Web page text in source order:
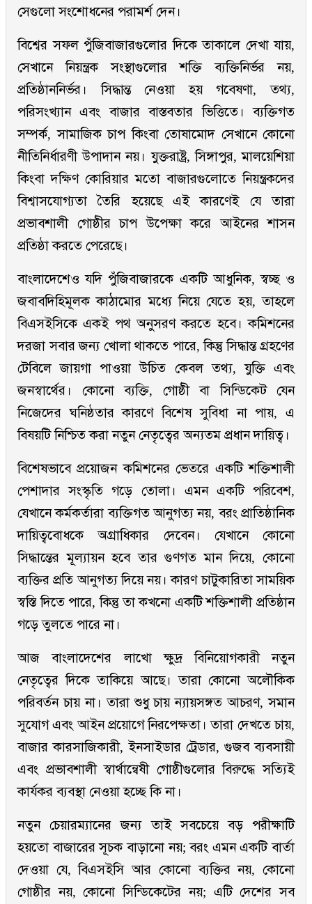
সেগুলো সংশোধনের পরামর্শ দেন।
বিশ্বের সফল পুঁজিবাজারগুলোর দিকে তাকালে দেখা যায়,
সেখানে নিয়ন্ত্রক সংস্থাগুলোর শক্তি ব্যক্তিনির্ভর নয়,
প্রতিষ্ঠাননির্ভর। সিদ্ধান্ত নেওয়া হয় গবেষণা, তথ্য,
পরিসংখ্যান এবং বাজার বাস্তবতার ভিত্তিতে। ব্যক্তিগত
সম্পর্ক, সামাজিক চাপ কিংবা তোষামোদ সেখানে কোনো
নীতিনির্ধারণী উপাদান নয়। যুক্তরাষ্ট্র, সিঙ্গাপুর, মালয়েশিয়া
কিংবা দক্ষিণ কোরিয়ার মতো বাজারগুলোতে নিয়ন্ত্রকদের
বিশ্বাসযোগ্যতা তৈরি হয়েছে এই কারণেই যে তারা
প্রভাবশালী গোষ্ঠীর চাপ উপেক্ষা করে আইনের শাসন
প্রতিষ্ঠা করতে পেরেছে।
বাংলাদেশেও যদি পুঁজিবাজারকে একটি আধুনিক, স্বচ্ছ ও
জবাবদিহিমূলক কাঠামোর মধ্যে নিয়ে যেতে হয়, তাহলে
বিএসইসিকে একই পথ অনুসরণ করতে হবে। কমিশনের
দরজা সবার জন্য খোলা থাকতে পারে, কিন্তু সিদ্ধান্ত গ্রহণের
টেবিলে জায়গা পাওয়া উচিত কেবল তথ্য, যুক্তি এবং
জনস্বার্থের। কোনো ব্যক্তি, গোষ্ঠী বা সিন্ডিকেট যেন
নিজেদের ঘনিষ্ঠতার কারণে বিশেষ সুবিধা না পায়, এ
বিষয়টি নিশ্চিত করা নতুন নেতৃত্বের অন্যতম প্রধান দায়িত্ব।
বিশেষভাবে প্রয়োজন কমিশনের ভেতরে একটি শক্তিশালী
পেশাদার সংস্কৃতি গড়ে তোলা। এমন একটি পরিবেশ,
যেখানে কর্মকর্তারা ব্যক্তিগত আনুগত্য নয়, বরং প্রাতিষ্ঠানিক
দায়িত্ববোধকে অগ্রাধিকার দেবেন। যেখানে কোনো
সিদ্ধান্তের মূল্যায়ন হবে তার গুণগত মান দিয়ে, কোনো
ব্যক্তির প্রতি আনুগত্য দিয়ে নয়। কারণ চাটুকারিতা সাময়িক
স্বস্তি দিতে পারে, কিন্তু তা কখনো একটি শক্তিশালী প্রতিষ্ঠান
গড়ে তুলতে পারে না।
আজ বাংলাদেশের লাখো ক্ষুদ্র বিনিয়োগকারী নতুন
নেতৃত্বের দিকে তাকিয়ে আছে। তারা কোনো অলৌকিক
পরিবর্তন চায় না। তারা শুধু চায় ন্যায়সঙ্গত আচরণ, সমান
সুযোগ এবং আইন প্রয়োগে নিরপেক্ষতা। তারা দেখতে চায়,
বাজার কারসাজিকারী, ইনসাইডার ট্রেডার, গুজব ব্যবসায়ী
এবং প্রভাবশালী স্বার্থান্বেষী গোষ্ঠীগুলোর বিরুদ্ধে সত্যিই
কার্যকর ব্যবস্থা নেওয়া হচ্ছে কি না।
নতুন চেয়ারম্যানের জন্য তাই সবচেয়ে বড় পরীক্ষাটি
হয়তো বাজারের সূচক বাড়ানো নয়; বরং এমন একটি বার্তা
দেওয়া যে, বিএসইসি আর কোনো ব্যক্তির নয়, কোনো
গোষ্ঠীর নয়, কোনো সিন্ডিকেটের নয়; এটি দেশের সব